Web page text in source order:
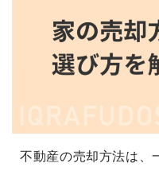
不動産の売却方法は、